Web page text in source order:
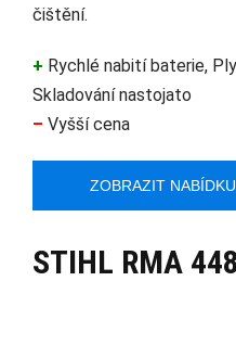
čištění.
+ Rychlé nabití baterie,
Skladování nastojato
– Vyšší cena
ZOBRAZIT NABÍDKU
STIHL RMA